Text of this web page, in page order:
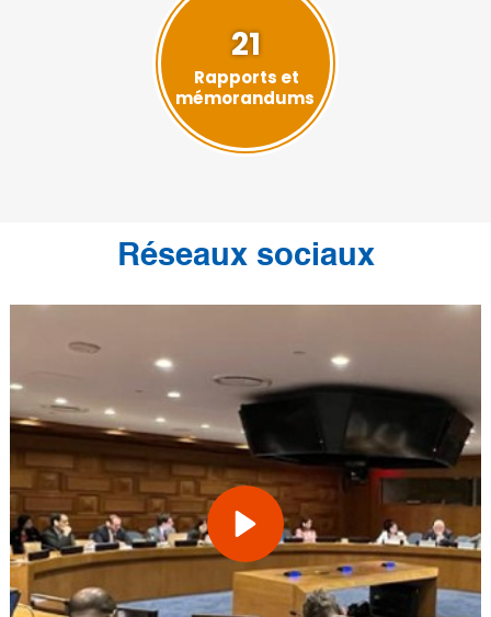
21
Rapports et
mémorandums
Réseaux sociaux